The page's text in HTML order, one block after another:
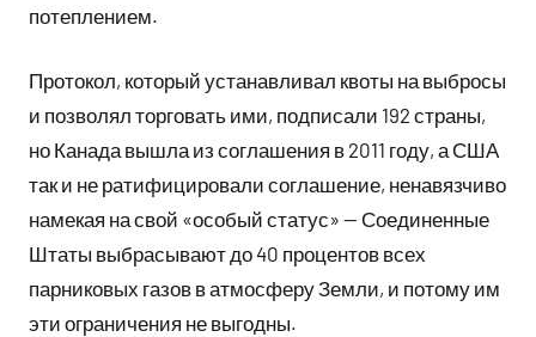
потеплением.
Протокол, который устанавливал квоты на выбросы
и позволял торговать ими, подписали 192 страны,
но Канада вышла из соглашения в 2011 году, а США
так и не ратифицировали соглашение, ненавязчиво
намекая на свой «особый статус» — Соединенные
Штаты выбрасывают до 40 процентов всех
парниковых газов в атмосферу Земли, и потому им
эти ограничения не выгодны.